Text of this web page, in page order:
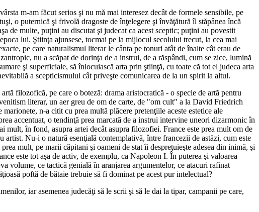
m-am făcut serios şi nu mă mai interesez decât de formele sensibile, pe
o puternică şi frivolă dragoste de înţelegere şi învăţătură îl stăpânea încă
de multe, puţini au discutat şi judecat ca acest sceptic; puţini au povestit
lui. Ştiinţa ajunsese, tocmai pe la mijlocul secolului trecut, la cea mai
pe care naturalismul literar le cânta pe tonuri atât de înalte cât erau de
nu a scăpat de dorinţa de a instrui, de a răspândi, cum se zice, lumină
şi superficiale, să înlocuiască arta prin ştiinţă, cu toate că tot el judeca arta
a scepticismului cât priveşte comunicarea de la un spirit la altul.
filozofică, pe care o boteză: drama aristocratică - o specie de artă pentru
literar, un aer greu de om de carte, de "om cult" a la David Friedrich
n-a citit cu prea multă plăcere pretenţiile aceste estetice ale
accentuat, o tendinţă prea marcată de a instrui intervine uneori dizarmonic în
mult, în fond, asupra artei decât asupra filozofiei. France este prea mult om de
Nu-i o natură esenţială contemplativă, între francezii de astăzi, cum este
mult, pe marii căpitani şi oameni de stat îi despreţuieşte adesea din inimă, şi
este tot aşa de activ, de exemplu, ca Napoleon I. În puterea şi valoarea
volume, ce tactică genială în aranjarea argumentelor, ce atacuri rafinat
poftă de bătaie trebuie să fi dominat pe acest pur intelectual?
iar asemenea judecăţi să le scrii şi să le dai la tipar, campanii pe care,